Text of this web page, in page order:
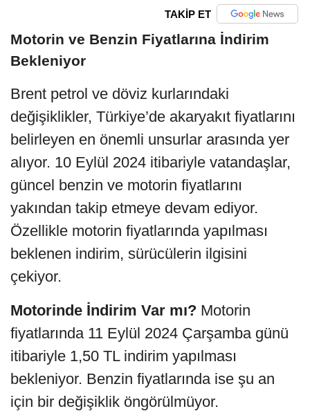
TAKİP ET
Motorin ve Benzin Fiyatlarına İndirim
Bekleniyor
Brent petrol ve döviz kurlarındaki
değişiklikler, Türkiye’de akaryakıt fiyatlarını
belirleyen en önemli unsurlar arasında yer
alıyor. 10 Eylül 2024 itibariyle vatandaşlar,
güncel benzin ve motorin fiyatlarını
yakından takip etmeye devam ediyor.
Özellikle motorin fiyatlarında yapılması
beklenen indirim, sürücülerin ilgisini
çekiyor.
Motorinde İndirim Var mı? Motorin
fiyatlarında 11 Eylül 2024 Çarşamba günü
itibariyle 1,50 TL indirim yapılması
bekleniyor. Benzin fiyatlarında ise şu an
için bir değişiklik öngörülmüyor.